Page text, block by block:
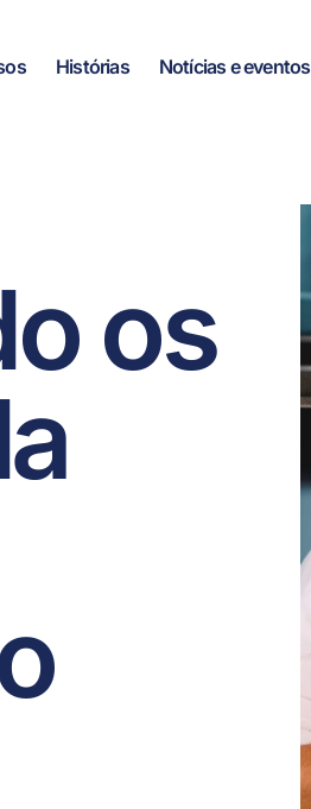
Histórias Notícias e eventos
os